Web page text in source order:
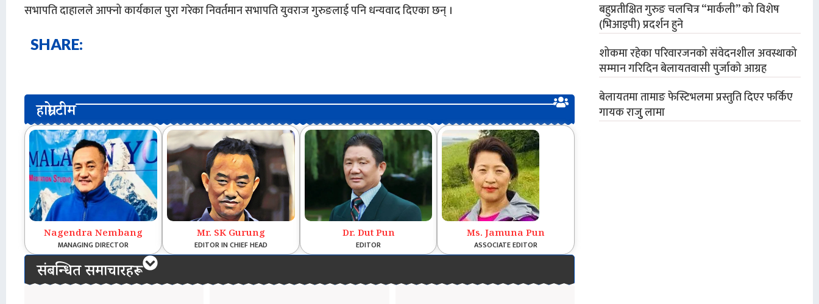
सभापति दाहालले आफ्नो कार्यकाल पुरा गरेका निवर्तमान सभापति युवराज गुरुङलाई पनि धन्यवाद दिएका छन् ।
SHARE:
हाम्रो टीम
Nagendra Nembang
MANAGING DIRECTOR
Mr. SK Gurung
EDITOR IN CHIEF HEAD
Dr. Dut Pun
EDITOR
Ms. Jamuna Pun
ASSOCIATE EDITOR
संबन्धित समाचारहरू
बहुप्रतीक्षित गुरुङ चलचित्र “मार्कली” को विशेष
(भिआइपी) प्रदर्शन हुने
शोकमा रहेका परिवारजनको संवेदनशील अवस्थाको
सम्मान गरिदिन बेलायतवासी पुर्जाको आग्रह
बेलायतमा तामाङ फेस्टिभलमा प्रस्तुति दिएर फर्किए
गायक राजुु लामा